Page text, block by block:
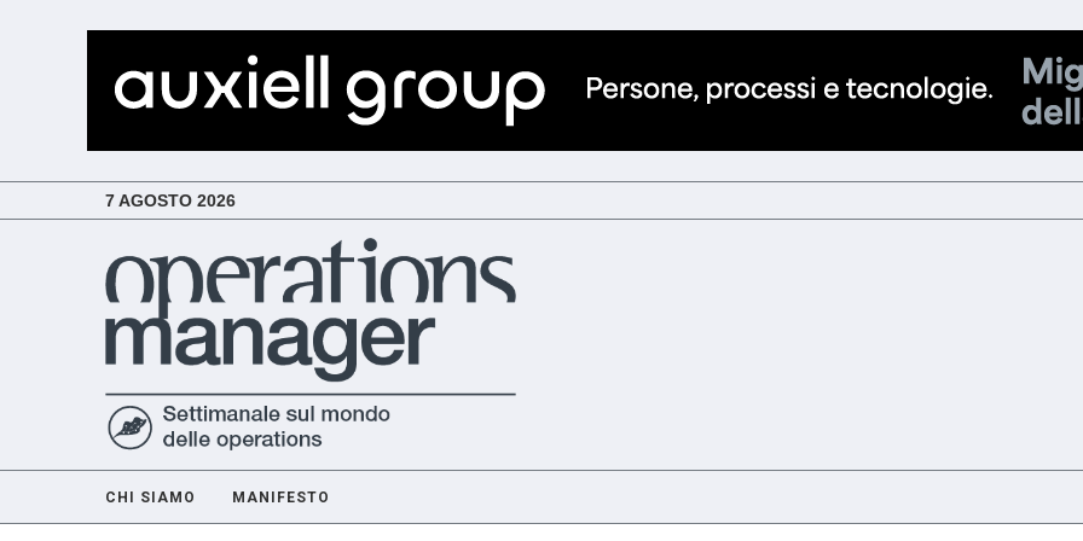
7 AGOSTO 2026
CHI SIAMO MANIFESTO